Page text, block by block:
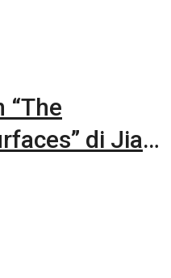
“The
di Jia